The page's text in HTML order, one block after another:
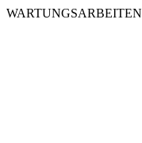
WARTUNGSARBEITEN